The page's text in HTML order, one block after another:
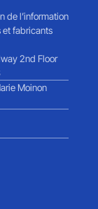
de l’information
et fabricants
2nd Floor
Moinon